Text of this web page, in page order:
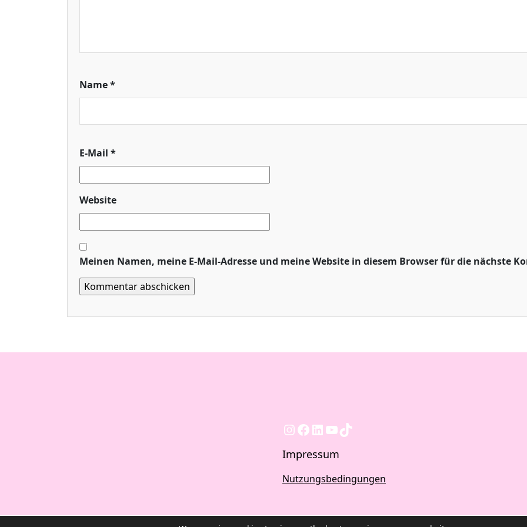
Name*
E-Mail *
Website
Meinen Namen, meine E-Mail-Adresse und meine Website in diesem Browser für die nächste
Instagram
Facebook
LinkedIn
YouTube
TikTok
Impressum
Nutzungsbedingungen